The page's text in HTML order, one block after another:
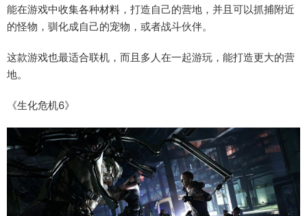
能在游戏中收集各种材料，打造自己的营地，并且可以抓捕附近
的怪物，驯化成自己的宠物，或者战斗伙伴。
这款游戏也最适合联机，而且多人在一起游玩，能打造更大的营
地。
《生化危机6》